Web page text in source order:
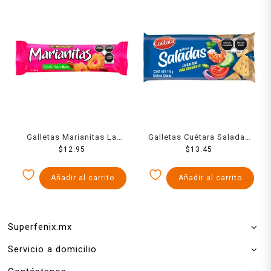
Galletas Marianitas La
Moderna nuez 185 g
$12.95
Añadir al carrito
Galletas Cuétara Saladas
110 g
$13.45
Añadir al carrito
Superfenix.mx
Servicio a domicilio